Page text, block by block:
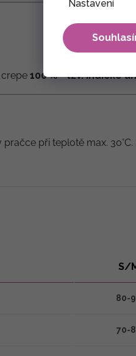
Nastavení
100 % - tzv. indické
pračce při teplotě max.
S/
80-
70-